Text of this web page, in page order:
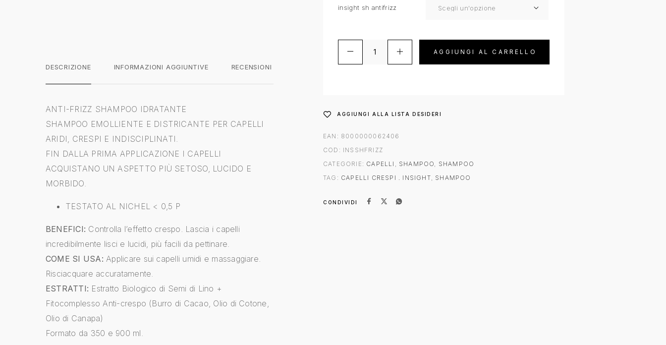
DESCRIZIONE INFORMAZIONI AGGIUNTIVE RECENSIONI
ANTI-FRIZZ SHAMPOO IDRATANTE
SHAMPOO EMOLLIENTE E DISTRICANTE PER CAPELLI
ARIDI, CRESPI E INDISCIPLINATI.
FIN DALLA PRIMA APPLICAZIONE I CAPELLI
ACQUISTANO UN ASPETTO PIÙ SETOSO, LUCIDO E
MORBIDO.
TESTATO AL NICHEL < 0,5 P
BENEFICI: Controlla l’effetto crespo. Lascia i capelli
incredibilmente lisci e lucidi, più facili da pettinare.
COME SI USA: Applicare sui capelli umidi e massaggiare.
Risciacquare accuratamente.
ESTRATTI: Estratto Biologico di Semi di Lino +
Fitocomplesso Anti-crespo (Burro di Cacao, Olio di Cotone,
Olio di Canapa)
Formato da 350 e 900 ml.
insight sh antifrizz
AGGIUNGI AL CARRELLO
AGGIUNGI ALLA LISTA DESIDERI
EAN: 8000000062406
COD: INSSHFRIZZ
CATEGORIE: CAPELLI , SHAMPOO, SHAMPOO
TAG: CAPELLI CRESPI . INSIGHT, SHAMPOO
CONDIVIDI